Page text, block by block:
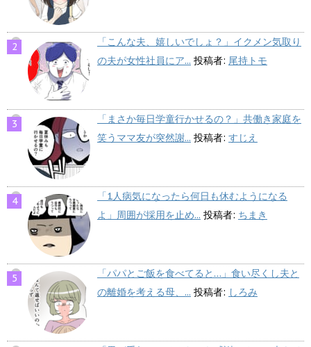
「こんな夫、嬉しいでしょ？」イクメン気取り
の夫が女性社員にア... 投稿者: 尾持トモ
「まさか毎日学童行かせるの？」共働き家庭を
笑うママ友が突然謝... 投稿者: すじえ
「1人病気になったら何日も休むようになる
よ」周囲が採用を止め... 投稿者: ちまき
「パパとご飯を食べてると…」食い尽くし夫と
の離婚を考える母、... 投稿者: しろみ